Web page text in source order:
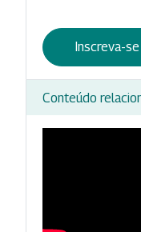
Inscreva-se
Conteúdo